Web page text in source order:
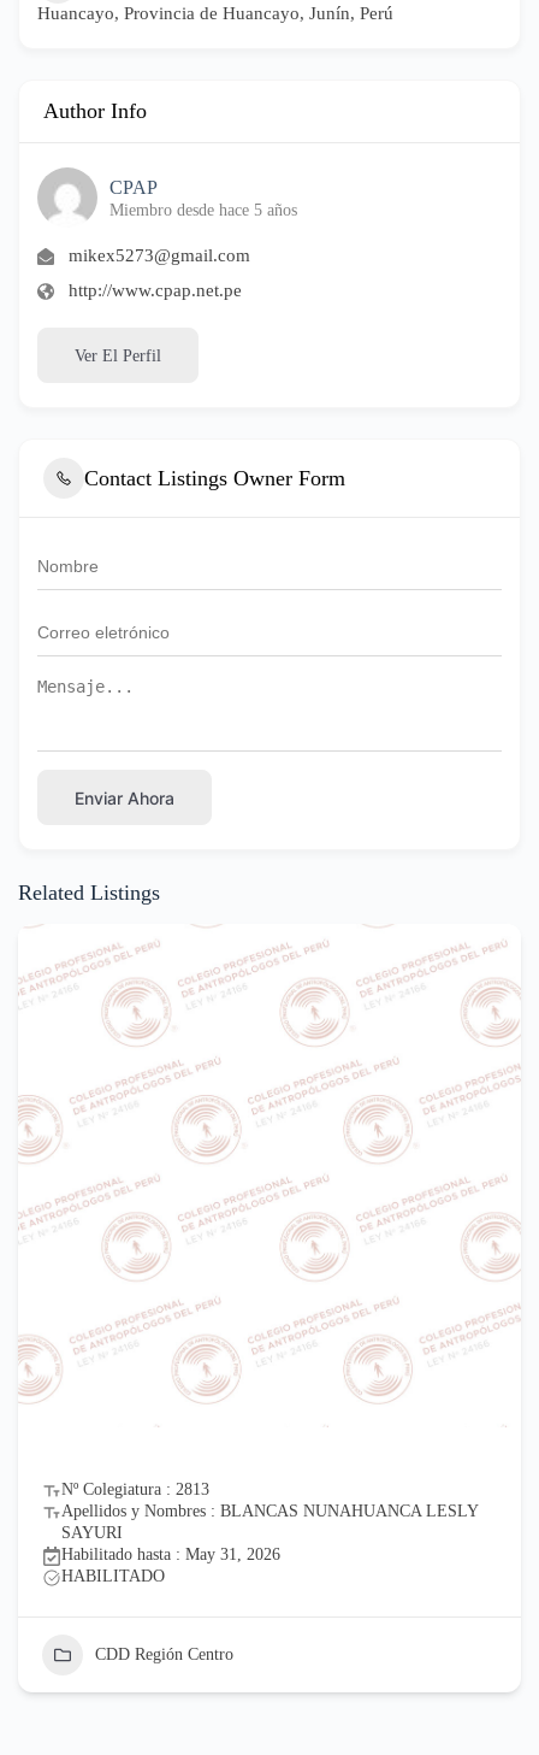
Huancayo, Provincia de Huancayo, Junín, Perú
Author Info
CPAP
Miembro desde hace 5 años
mikex5273@gmail.com
http://www.cpap.net.pe
Ver El Perfil
Contact Listings Owner Form
Enviar Ahora
Related Listings
Nº Colegiatura : 2813
Apellidos y Nombres : BLANCAS NUNAHUANCA LESLY
SAYURI
Habilitado hasta : May 31, 2026
HABILITADO
CDD Región Centro